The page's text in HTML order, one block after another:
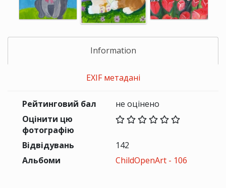
Information
EXIF метадані
Рейтинговий бал
не оцінено
Оцінити цю
фотографію
Відвідувань
142
Альбоми
ChildOpenArt - 106